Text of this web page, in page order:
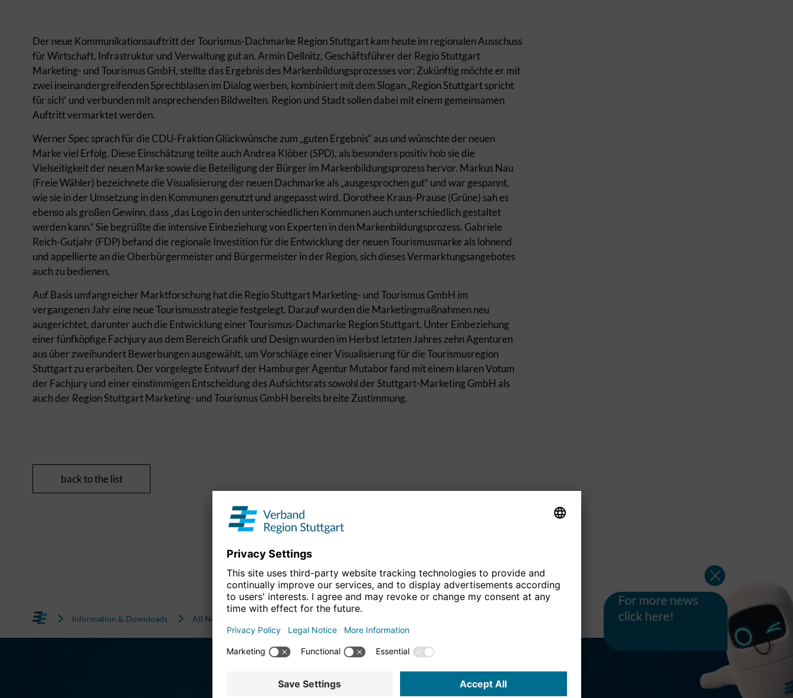
Der neue Kommunikationsauftritt der Tourismus-Dachmarke Region Stuttgart kam heute im regionalen Ausschuss
für Wirtschaft, Infrastruktur und Verwaltung gut an. Armin Dellnitz, Geschäftsführer der Regio Stuttgart
Marketing- und Tourismus GmbH, stellte das Ergebnis des Markenbildungsprozesses vor: Zukünftig möchte er mit
zwei ineinandergreifenden Sprechblasen im Dialog werben, kombiniert mit dem Slogan „Region Stuttgart spricht
für sich“ und verbunden mit ansprechenden Bildwelten. Region und Stadt sollen dabei mit einem gemeinsamen
Auftritt vermarktet werden.
Werner Spec sprach für die CDU-Fraktion Glückwünsche zum „guten Ergebnis“ aus und wünschte der neuen
Marke viel Erfolg. Diese Einschätzung teilte auch Andrea Klöber (SPD), als besonders positiv hob sie die
Vielseitigkeit der neuen Marke sowie die Beteiligung der Bürger im Markenbildungsprozess hervor. Markus Nau
(Freie Wähler) bezeichnete die Visualisierung der neuen Dachmarke als „ausgesprochen gut“ und war gespannt,
wie sie in der Umsetzung in den Kommunen genutzt und angepasst wird. Dorothee Kraus-Prause (Grüne) sah es
ebenso als großen Gewinn, dass „das Logo in den unterschiedlichen Kommunen auch unterschiedlich gestaltet
werden kann.“ Sie begrüßte die intensive Einbeziehung von Experten in den Markenbildungsprozess. Gabriele
Reich-Gutjahr (FDP) befand die regionale Investition für die Entwicklung der neuen Tourismusmarke als lohnend
und appellierte an die Oberbürgermeister und Bürgermeister in der Region, sich dieses Vermarktungsangebotes
auch zu bedienen.
Auf Basis umfangreicher Marktforschung hat die Regio Stuttgart Marketing- und Tourismus GmbH im
vergangenen Jahr eine neue Tourismusstrategie festgelegt. Darauf wurden die Marketingmaßnahmen neu
ausgerichtet, darunter auch die Entwicklung einer Tourismus-Dachmarke Region Stuttgart. Unter Einbeziehung
einer fünfköpfige Fachjury aus dem Bereich Grafik und Design wurden im Herbst letzten Jahres zehn Agenturen
aus über zweihundert Bewerbungen ausgewählt, um Vorschläge einer Visualisierung für die Tourismusregion
Stuttgart zu erarbeiten. Der vorgelegte Entwurf der Hamburger Agentur Mutabor fand mit einem klaren Votum
der Fachjury und einer einstimmigen Entscheidung des Aufsichtsrats sowohl der Stuttgart-Marketing GmbH als
auch der Region Stuttgart Marketing- und Tourismus GmbH bereits breite Zustimmung.
back to the list
For more news
click here!
Information & Downloads All News